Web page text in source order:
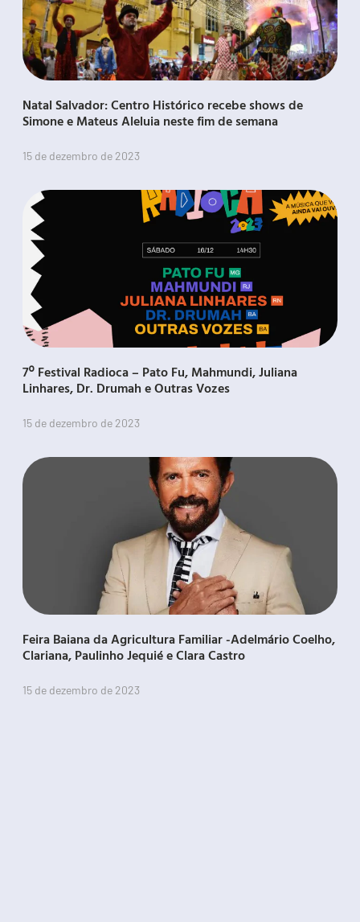
Natal Salvador: Centro Histórico recebe shows de
Simone e Mateus Aleluia neste fim de semana
15 de dezembro de 2023
7º Festival Radioca – Pato Fu, Mahmundi, Juliana
Linhares, Dr. Drumah e Outras Vozes
15 de dezembro de 2023
Feira Baiana da Agricultura Familiar -Adelmário Coelho,
Clariana, Paulinho Jequié e Clara Castro
15 de dezembro de 2023